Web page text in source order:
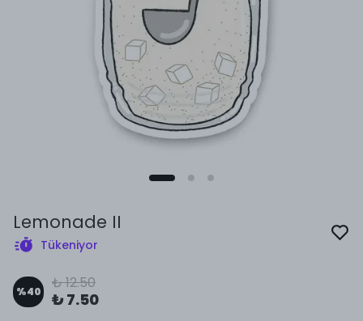
Lemonade II
Tükeniyor
%40 ₺ 12.50
₺ 7.50